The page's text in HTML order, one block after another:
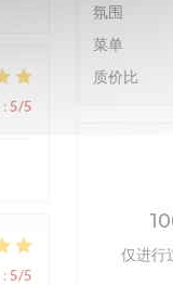
: 5/5
: 5/5
氛围
菜单
质价比
仅进行